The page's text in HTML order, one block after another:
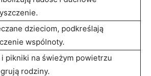
dzieciom, podkreślają
wspólnoty.
i pikniki na świeżym powietrzu‌
rodziny.